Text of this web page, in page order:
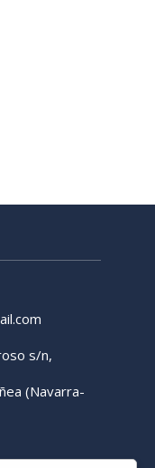
s/n,
(Navarra-